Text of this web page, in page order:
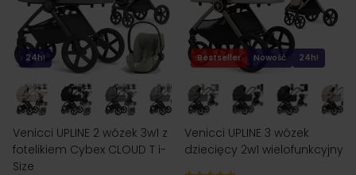
24h!
Venicci UPLINE 2 wózek 3w1 z
fotelikiem Cybex CLOUD T i-
Size
Bestseller Nowość 24h!
Venicci UPLINE 3 wózek
dziecięcy 2w1 wielofunkcyjny